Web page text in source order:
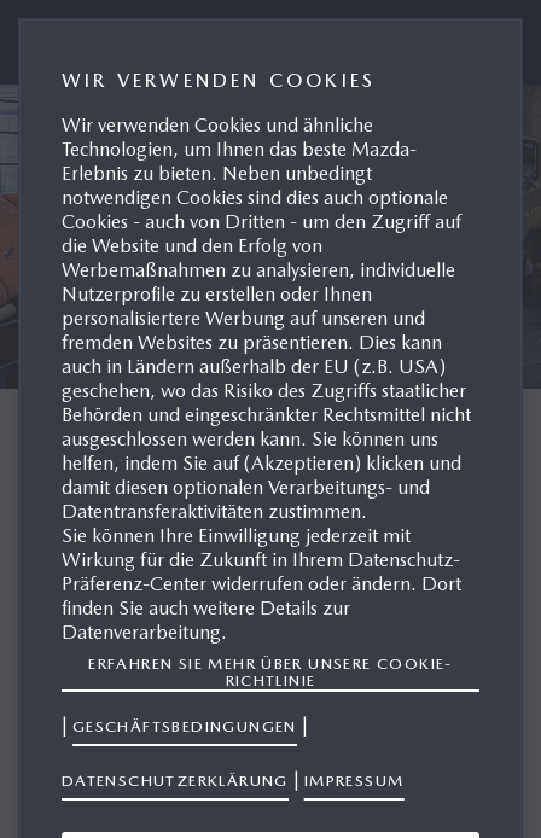
MODELLHISTORIE
INTERNATIONAL
MAZDA DEMIO (JAPAN)
MEDIENGALERIE
WIR VERWENDEN COOKIES
Wir verwenden Cookies und ähnliche
Technologien, um Ihnen das beste Mazda-
Erlebnis zu bieten. Neben unbedingt
notwendigen Cookies sind dies auch optionale
Cookies - auch von Dritten - um den Zugriff auf
die Website und den Erfolg von
Werbemaßnahmen zu analysieren, individuelle
Nutzerprofile zu erstellen oder Ihnen
personalisiertere Werbung auf unseren und
fremden Websites zu präsentieren. Dies kann
auch in Ländern außerhalb der EU (z.B. USA)
geschehen, wo das Risiko des Zugriffs staatlicher
Behörden und eingeschränkter Rechtsmittel nicht
ausgeschlossen werden kann. Sie können uns
helfen, indem Sie auf (Akzeptieren) klicken und
damit diesen optionalen Verarbeitungs- und
Datentransferaktivitäten zustimmen.
Sie können Ihre Einwilligung jederzeit mit
Wirkung für die Zukunft in Ihrem Datenschutz-
Präferenz-Center widerrufen oder ändern. Dort
finden Sie auch weitere Details zur
Datenverarbeitung.
ERFAHREN SIE MEHR ÜBER UNSERE COOKIE-
RICHTLINIE
| GESCHÄFTSBEDINGUNGEN |
DATENSCHUTZERKLÄRUNG | IMPRESSUM